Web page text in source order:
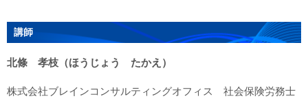
講師
北條 孝枝（ほうじょう たかえ）
株式会社ブレインコンサルティングオフィス 社会保険労務士